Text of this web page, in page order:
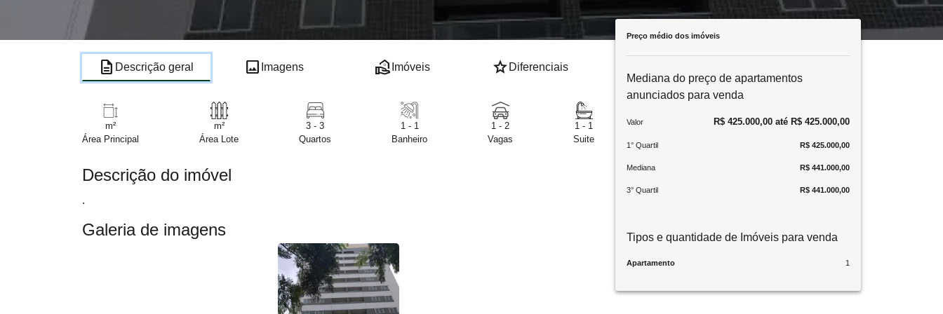
description Descrição geral image Imagens real_estate_agent Imóveis star Diferenciais
m²
Área Principal
m²
Área Lote
3 - 3
Quartos
1 - 1
Banheiro
1 - 2
Vagas
1 - 1
Suite
Descrição do imóvel
.
Galeria de imagens
Preço médio dos imóveis
Mediana do preço de apartamentos
anunciados para venda
Valor R$ 425.000,00 até R$ 425.000,00
1° Quartil R$ 425.000,00
Mediana R$ 441.000,00
3° Quartil R$ 441.000,00
Tipos e quantidade de Imóveis para venda
Apartamento 1